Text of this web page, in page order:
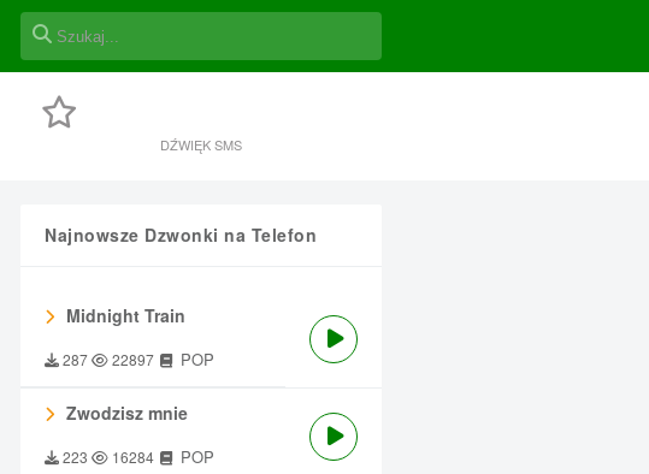
DŹWIĘK SMS
Najnowsze Dzwonki na Telefon
Midnight Train
287 22897 POP
Zwodzisz mnie
223 16284 POP